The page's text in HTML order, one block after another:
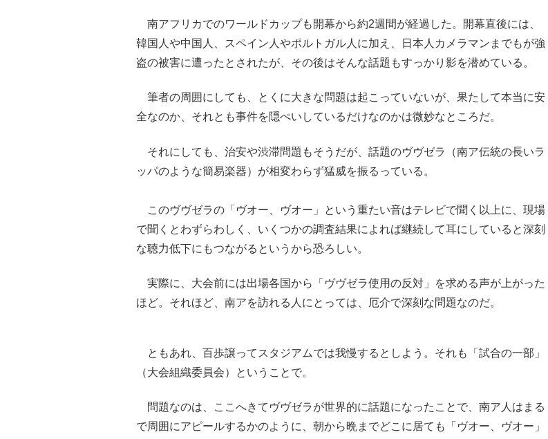
南アフリカでのワールドカップも開幕から約2週間が経過した。開幕直後には、
韓国人や中国人、スペイン人やポルトガル人に加え、日本人カメラマンまでもが強
盗の被害に遭ったとされたが、その後はそんな話題もすっかり影を潜めている。
筆者の周囲にしても、とくに大きな問題は起こっていないが、果たして本当に安
全なのか、それとも事件を隠ぺいしているだけなのかは微妙なところだ。
それにしても、治安や渋滞問題もそうだが、話題のヴヴゼラ（南ア伝統の長いラ
ッパのような簡易楽器）が相変わらず猛威を振るっている。
このヴヴゼラの「ヴオー、ヴオー」という重たい音はテレビで聞く以上に、現場
で聞くとわずらわしく、いくつかの調査結果によれば継続して耳にしていると深刻
な聴力低下にもつながるというから恐ろしい。
実際に、大会前には出場各国から「ヴヴゼラ使用の反対」を求める声が上がった
ほど。それほど、南アを訪れる人にとっては、厄介で深刻な問題なのだ。
ともあれ、百歩譲ってスタジアムでは我慢するとしよう。それも「試合の一部」
（大会組織委員会）ということで。
問題なのは、ここへきてヴヴゼラが世界的に話題になったことで、南ア人はまる
で周囲にアピールするかのように、朝から晩までどこに居ても「ヴオー、ヴオー」